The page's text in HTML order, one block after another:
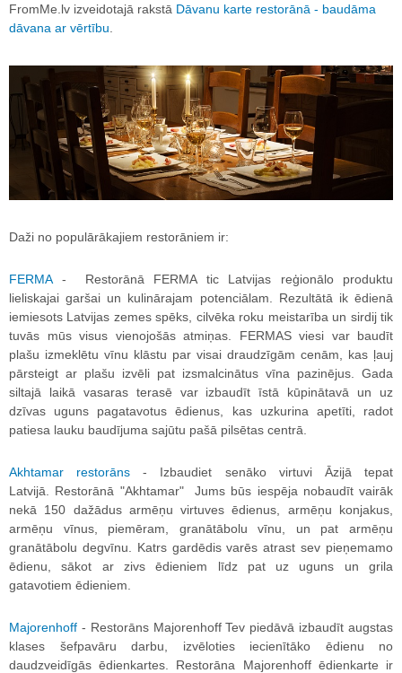
FromMe.lv izveidotajā rakstā Dāvanu karte restorānā - baudāma
dāvana ar vērtību
Daži no populārākajiem restorāniem ir:
FERMA- Restorānā FERMA tic Latvijas reģionālo produktu
lieliskajai garšai un kulinārajam potenciālam. Rezultātā ik ēdienā
iemiesots Latvijas zemes spēks, cilvēka roku meistarība un sirdij tik
tuvās mūs visus vienojošās atmiņas. FERMAS viesi var baudīt
plašu izmeklētu vīnu klāstu par visai draudzīgām cenām, kas ļauj
pārsteigt ar plašu izvēli pat izsmalcinātus vīna pazinējus. Gada
siltajā laikā vasaras terasē var izbaudīt īstā kūpinātavā un uz
dzīvas uguns pagatavotus ēdienus, kas uzkurina apetīti, radot
patiesa lauku baudījuma sajūtu pašā pilsētas centrā.
Akhtamar restorāns - Izbaudiet senāko virtuvi Āzijā tepat
Latvijā. Restorānā "Akhtamar" Jums būs iespēja nobaudīt vairāk
nekā 150 dažādus armēņu virtuves ēdienus, armēņu konjakus,
armēņu vīnus, piemēram, granātābolu vīnu, un pat armēņu
granātābolu degvīnu. Katrs gardēdis varēs atrast sev pieņemamo
ēdienu, sākot ar zivs ēdieniem līdz pat uz uguns un grila
gatavotiem ēdieniem.
Majorenhoff - Restorāns Majorenhoff Tev piedāvā izbaudīt augstas
klases šefpavāru darbu, izvēloties iecienītāko ēdienu no
daudzveidīgās ēdienkartes. Restorāna Majorenhoff ēdienkarte ir